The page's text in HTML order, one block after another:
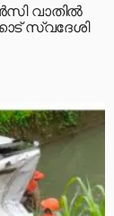
വാതിൽ
സ്വദേശി